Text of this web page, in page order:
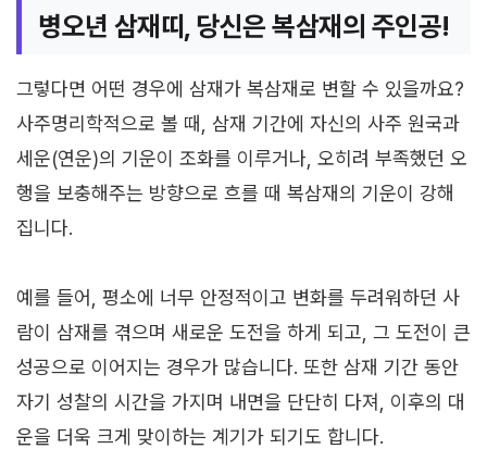
병오년 삼재띠, 당신은 복삼재의 주인공!
그렇다면 어떤 경우에 삼재가 복삼재로 변할 수 있을까요?
사주명리학적으로 볼 때, 삼재 기간에 자신의 사주 원국과
세운(연운)의 기운이 조화를 이루거나, 오히려 부족했던 오
행을 보충해주는 방향으로 흐를 때 복삼재의 기운이 강해
집니다.
예를 들어, 평소에 너무 안정적이고 변화를 두려워하던 사
람이 삼재를 겪으며 새로운 도전을 하게 되고, 그 도전이 큰
성공으로 이어지는 경우가 많습니다. 또한 삼재 기간 동안
자기 성찰의 시간을 가지며 내면을 단단히 다져, 이후의 대
운을 더욱 크게 맞이하는 계기가 되기도 합니다.